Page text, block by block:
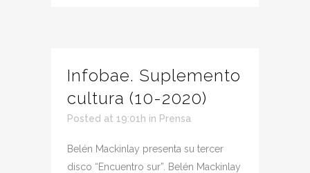
Infobae. Suplemento
cultura (10-2020)
Posted at 19:01h in Prensa
Belén Mackinlay presenta su tercer
disco “Encuentro sur”. Belén Mackinlay